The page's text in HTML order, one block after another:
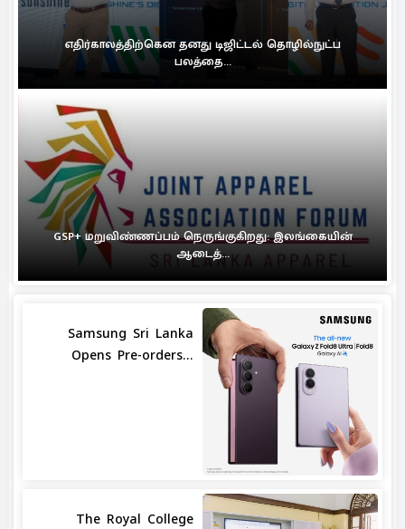
எதிர்காலத்திற்கென தனது டிஜிட்டல் தொழில்நுட்ப
பலத்தை...
GSP+ மறுவிண்ணப்பம் நெருங்குகிறது: இலங்கையின்
ஆடைத்...
Samsung Sri Lanka
Opens Pre-orders...
The Royal College